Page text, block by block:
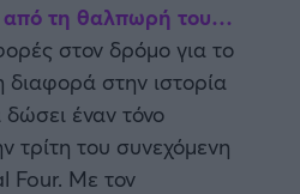
από τη θαλπωρή του…
στον δρόμο για το
διαφορά στην ιστορία
δώσει έναν τόνο
τρίτη του συνεχόμενη
Four. Με τον